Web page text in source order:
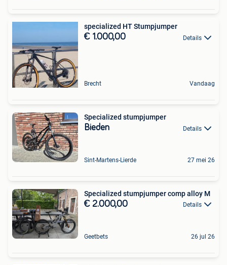
specialized HT Stumpjumper
€ 1.000,00 Details
Brecht Vandaag
Specialized stumpjumper
Bieden Details
Sint-Martens-Lierde 27 mei 26
Specialized stumpjumper comp alloy M
€ 2.000,00 Details
Geetbets 26 jul 26